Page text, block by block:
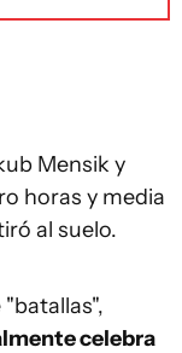
Mensik y
horas y media
al suelo.
celebra